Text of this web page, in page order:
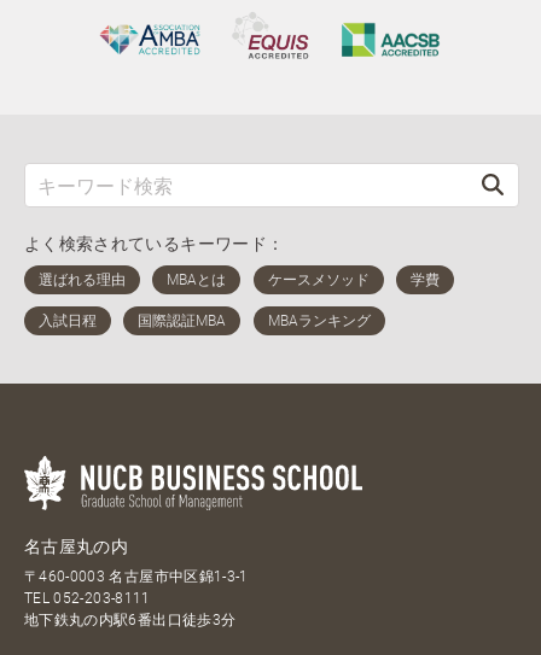
よく検索されているキーワード：
名古屋丸の内
〒460-0003 名古屋市中区錦1-3-1
TEL052-203-8111
地下鉄丸の内駅6番出口徒歩3分